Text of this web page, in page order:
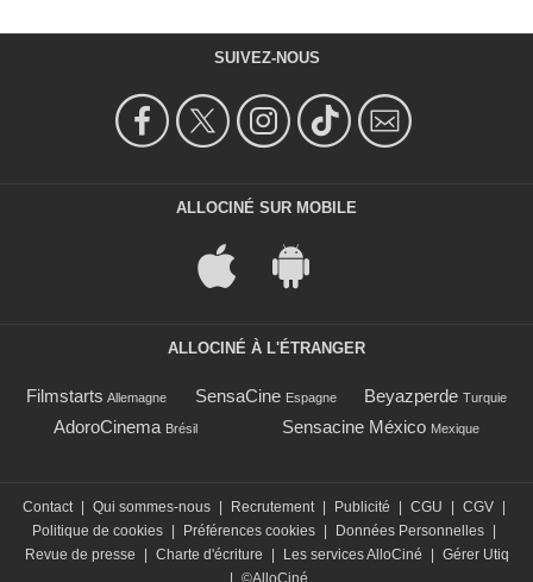
SUIVEZ-NOUS
ALLOCINÉ SUR MOBILE
ALLOCINÉ À L'ÉTRANGER
Filmstarts Allemagne SensaCine Espagne Beyazperde Turquie
AdoroCinema Brésil Sensacine México Mexique
Contact Qui sommes-nous Recrutement Publicité CGU CGV
Politique de cookies
Préférences cookies Données Personnelles
Revue de presse
Charte d'écriture Les services AlloCiné
Gérer Utiq
©AlloCiné